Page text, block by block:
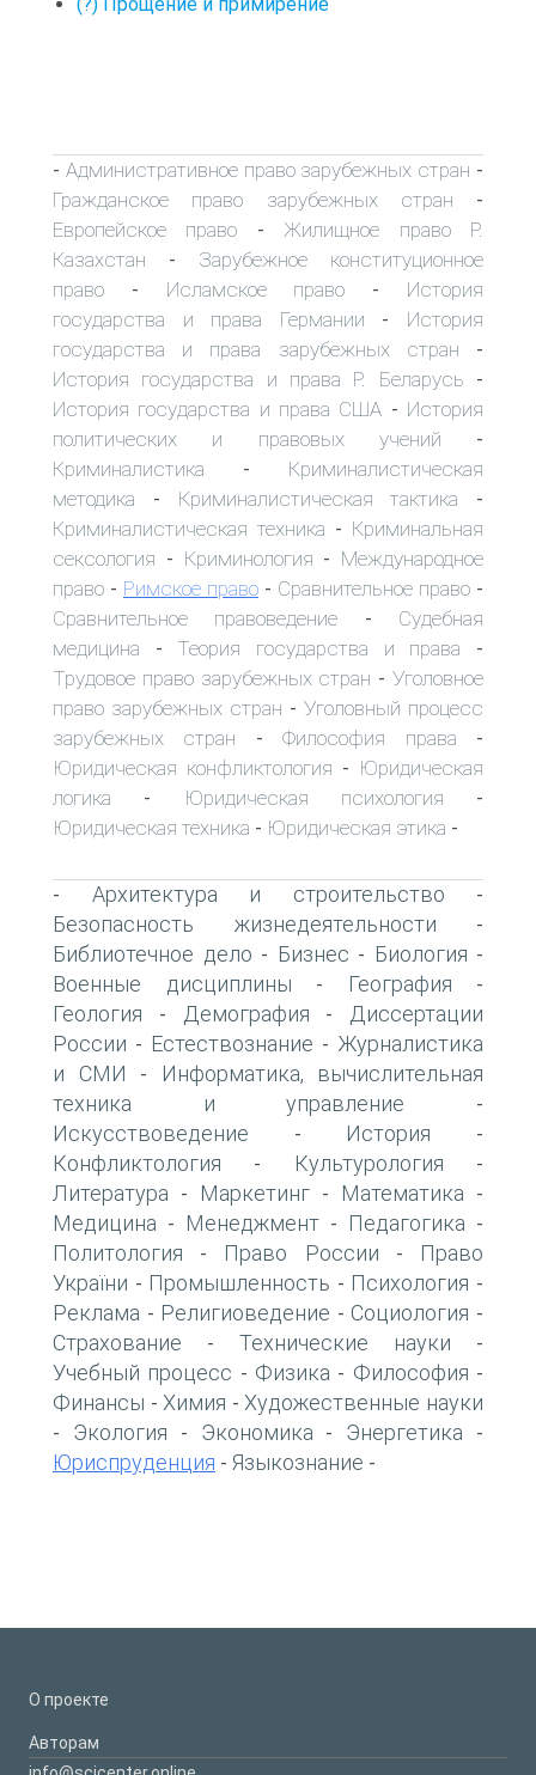
- Административное право зарубежных стран -
Гражданское право зарубежных стран -
Европейское право - Жилищное право Р.
Казахстан - Зарубежное конституционное
право - Исламское право - История
государства и права Германии - История
государства и права зарубежных стран -
История государства и права Р. Беларусь -
История государства и права США - История
политических и правовых учений -
Криминалистика - Криминалистическая
методика - Криминалистическая тактика -
Криминалистическая техника - Криминальная
сексология - Криминология - Международное
право - Римское право - Сравнительное право -
Сравнительное правоведение - Судебная
медицина - Теория государства и права -
Трудовое право зарубежных стран -Уголовное
право зарубежных стран - Уголовный процесс
зарубежных стран -Философия права -
Юридическая конфликтология - Юридическая
логика - Юридическая психология -
Юридическая техника - Юридическая этика -
- Архитектура и строительство -
Безопасность жизнедеятельности -
Библиотечное дело - Бизнес - Биология -
Военные дисциплины - География -
Геология - Демография -
Диссертации
России - Естествознание - Журналистика
и СМИ -
Информатика, вычислительная
техника и управление -
Искусствоведение - История -
Конфликтология - Культурология -
Литература - Маркетинг - Математика -
Медицина - Менеджмент - Педагогика -
Политология - Право России -
Право
України - Промышленность - Психология -
Реклама - Религиоведение - Социология -
Страхование - Технические науки -
Учебный процесс - Физика - Философия -
Финансы - Химия - Художественные науки
- Экология - Экономика - Энергетика -
Юриспруденция - Языкознание -
О проекте
Авторам